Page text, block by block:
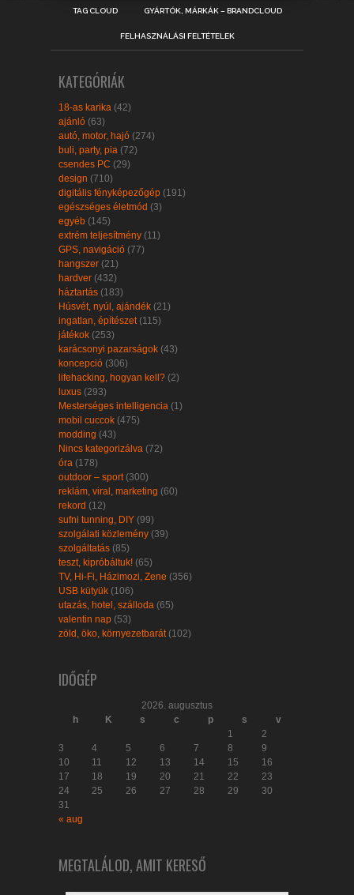
TAG CLOUD GYÁRTÓK, MÁRKÁK – BRANDCLOUD
FELHASZNÁLÁSI FELTÉTELEK
KATEGÓRIÁK
18-as karika (42)
ajánló (63)
autó, motor, hajó (274)
buli, party, pia (72)
csendes PC (29)
design (710)
digitális fényképezőgép (191)
egészséges életmód (3)
egyéb (145)
extrém teljesítmény (11)
GPS, navigáció (77)
hangszer (21)
hardver (432)
háztartás (183)
Húsvét, nyúl, ajándék (21)
ingatlan, építészet(115)
játékok (253)
karácsonyi pazarságok (43)
koncepció (306)
lifehacking, hogyan kell? (2)
luxus (293)
Mesterséges intelligencia (1)
mobil cuccok (475)
modding (43)
Nincs kategorizálva (72)
óra (178)
outdoor – sport(300)
reklám, viral, marketing (60)
rekord (12)
sufni tunning, DIY (99)
szolgálati közlemény (39)
szolgáltatás (85)
teszt, kipróbáltuk! (65)
TV, Hi-Fi, Házimozi, Zene (356)
USB kütyük (106)
utazás, hotel, szálloda (65)
valentin nap (53)
zöld, öko, környezetbarát(102)
IDŐGÉP
2026. augusztus
h
K s c p s
v
1
2
3
4 5 6 7 8
9
10
11 12 13 14 15
16
17
18 19 20 21 22
23
24
25 26 27 28 29
30
31
« aug
MEGTALÁLOD, AMIT KERESŐ